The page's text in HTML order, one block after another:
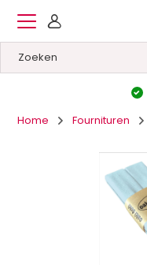
Home
Fournituren